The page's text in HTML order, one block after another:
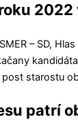
2022
– SD,
starostu
patrí